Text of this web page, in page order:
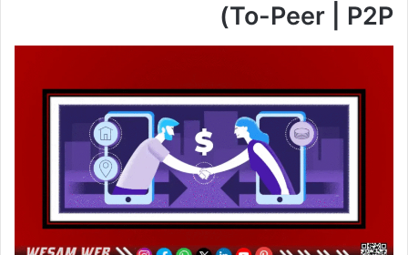
To-Peer | P2P)